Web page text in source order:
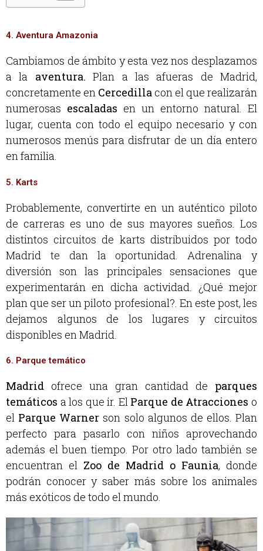
4. Aventura Amazonia
Cambiamos de ámbito y esta vez nos desplazamos
a la aventura. Plan a las afueras de Madrid,
concretamente en Cercedillacon el que realizarán
numerosas escaladas en un entorno natural. El
lugar, cuenta con todo el equipo necesario y con
numerosos menús para disfrutar de un día entero
en familia.
5. Karts
Probablemente, convertirte en un auténtico piloto
de carreras es uno de sus mayores sueños. Los
distintos circuitos de karts distribuidos por todo
Madrid te dan la oportunidad. Adrenalina y
diversión son las principales sensaciones que
experimentarán en dicha actividad. ¿Qué mejor
plan que ser un piloto profesional?. En este post, les
dejamos algunos de los lugares y circuitos
disponibles en Madrid.
6. Parque temático
Madrid ofrece una gran cantidad de parques
temáticos a los que ir. El Parque de Atracciones o
el Parque Warner son solo algunos de ellos. Plan
perfecto para pasarlo con niños aprovechando
además el buen tiempo. Por otro lado también se
encuentran el Zoo de Madrid o Faunia, donde
podrán conocer y saber más sobre los animales
más exóticos de todo el mundo.